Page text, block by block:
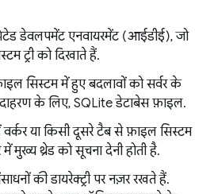
डेवलपमेंट एनवायरमेंट (आईडीई), जो
ट्री को दिखाते हैं.
सिस्टम में हुए बदलावों को सर्वर के
के लिए, SQLite डेटाबेस फ़ाइल.
या किसी दूसरे टैब से फ़ाइल सिस्टम
मुख्य थ्रेड को सूचना देनी होती है.
की डायरेक्ट्री पर नज़र रखते हैं.